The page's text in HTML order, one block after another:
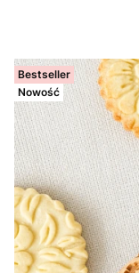
Bestseller
Nowość